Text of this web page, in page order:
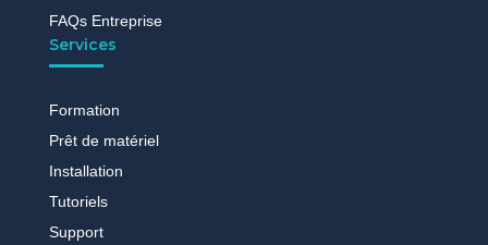
FAQs Entreprise
Services
Formation
Prêt de matériel
Installation
Tutoriels
Support